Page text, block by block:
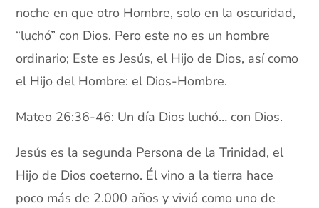
noche en que otro Hombre, solo en la oscuridad,
“luchó” con Dios. Pero este no es un hombre
ordinario; Este es Jesús, el Hijo de Dios, así como
el Hijo del Hombre: el Dios-Hombre.
Mateo 26:36-46: Un día Dios luchó… con Dios.
Jesús es la segunda Persona de la Trinidad, el
Hijo de Dios coeterno. Él vino a la tierra hace
poco más de 2.000 años y vivió como uno de